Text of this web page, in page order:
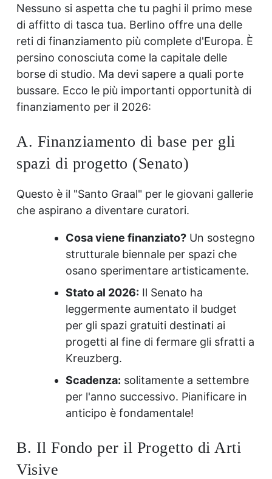
Nessuno si aspetta che tu paghi il primo mese
di affitto di tasca tua. Berlino offre una delle
reti di finanziamento più complete d'Europa. È
persino conosciuta come la capitale delle
borse di studio. Ma devi sapere a quali porte
bussare. Ecco le più importanti opportunità di
finanziamento per il 2026:
A. Finanziamento di base per gli
spazi di progetto (Senato)
Questo è il "Santo Graal" per le giovani gallerie
che aspirano a diventare curatori.
Cosa viene finanziato? Un sostegno
strutturale biennale per spazi che
osano sperimentare artisticamente.
Stato al 2026: Il Senato ha
leggermente aumentato il budget
per gli spazi gratuiti destinati ai
progetti al fine di fermare gli sfratti a
Kreuzberg.
Scadenza: solitamente a settembre
per l'anno successivo. Pianificare in
anticipo è fondamentale!
B. Il Fondo per il Progetto di Arti
Visive